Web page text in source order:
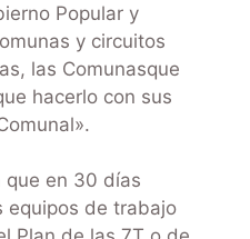
Popular y
y circuitos
las Comunasque
hacerlo con sus
que en 30 días
equipos de trabajo